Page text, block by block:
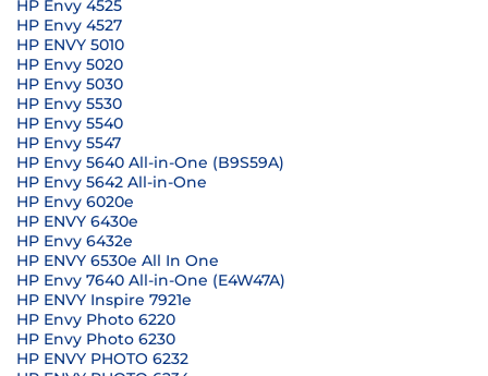
HP Envy 4525
HP Envy 4527
HP ENVY 5010
HP Envy 5020
HP Envy 5030
HP Envy 5530
HP Envy 5540
HP Envy 5547
HP Envy 5640 All-in-One (B9S59A)
HP Envy 5642 All-in-One
HP Envy 6020e
HP ENVY 6430e
HP Envy 6432e
HP ENVY 6530e All In One
HP Envy 7640 All-in-One (E4W47A)
HP ENVY Inspire 7921e
HP Envy Photo 6220
HP Envy Photo 6230
HP ENVY PHOTO 6232